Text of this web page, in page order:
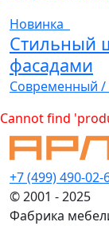
Новинка
Стильный
фасадами
Современный /
Cannot find
+7 (499) 490-02-
© 2001 - 2025
Фабрика